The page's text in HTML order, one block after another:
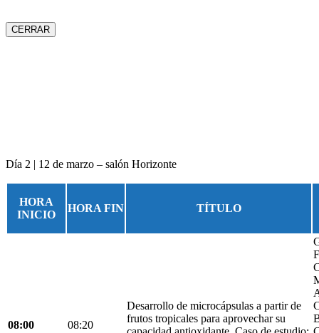
CERRAR
Día 2 | 12 de marzo – salón Horizonte
HORA
INICIO
HORA FIN TÍTULO
08:00 08:20
Desarrollo de microcápsulas a partir de
frutos tropicales para aprovechar su